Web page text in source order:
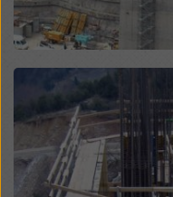
Open
Puede encontrar más
cookiesen nuestra
ofrecemos la opción
(configuración